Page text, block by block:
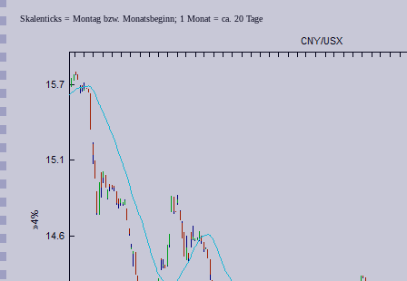
Skalenticks = Montag bzw. Monatsbeginn; 1 Monat = ca. 20 Tage